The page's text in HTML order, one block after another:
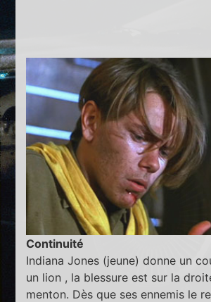
Continuité
Indiana Jones (jeune) donne un
un lion , la blessure est sur la
menton. Dès que ses ennemis le